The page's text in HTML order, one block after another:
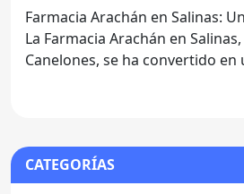
Farmacia Arachán en Salinas:
La Farmacia Arachán en
Canelones, se ha convertido
CATEGORÍAS